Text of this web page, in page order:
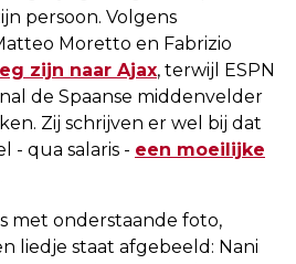
persoon. Volgens
Moretto en Fabrizio
zijn naar Ajax, terwijl ESPN
de Spaanse middenvelder
Zij schrijven er wel bij dat
- qua salaris - een moeilijke
met onderstaande foto,
liedje staat afgebeeld: Nani